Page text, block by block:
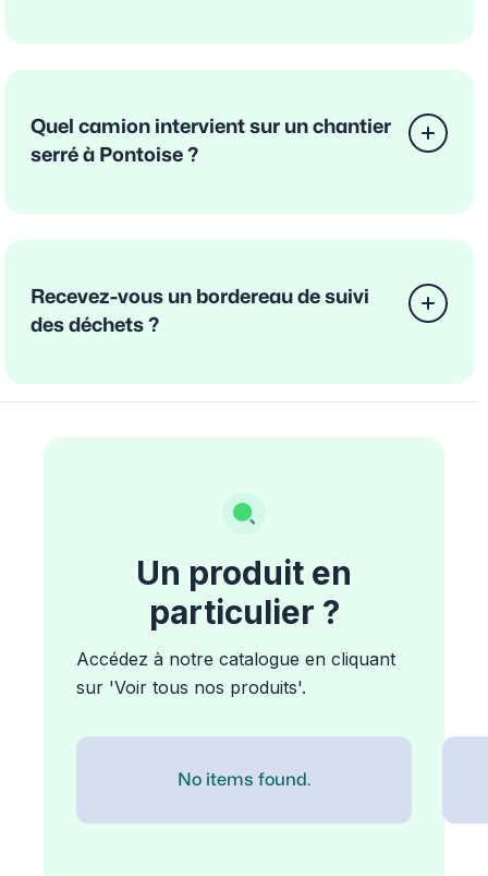
Quel camion intervient sur un chantier
serré à Pontoise ?
Recevez-vous un bordereau de suivi
des déchets ?
Un produit en
particulier ?
Accédez à notre catalogue en cliquant
sur 'Voir tous nos produits'.
No items found.